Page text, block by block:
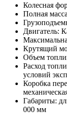
Колесная
Полная
Двигатель:
Крутящий
Объем
Расход
условий
Коробка
Габариты:
000 мм